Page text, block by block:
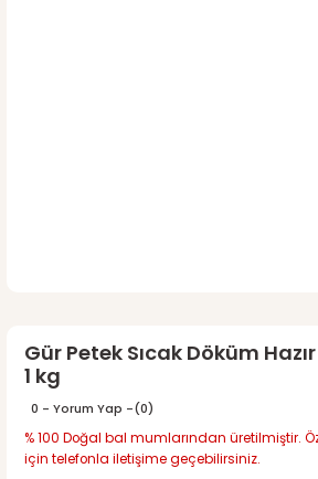
Gür Petek Sıcak Döküm
1 kg
0 - Yorum Yap -(0)
% 100 Doğal bal mumlarından üretilmiştir.
için telefonla iletişime geçebilirsiniz.